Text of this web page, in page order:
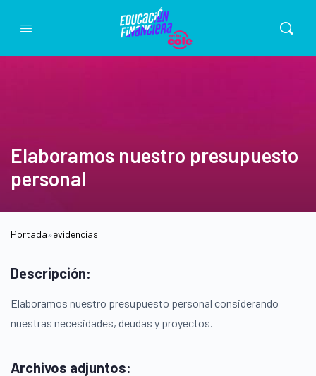
Elaboramos nuestro presupuesto
personal
Portada»evidencias
Descripción:
Elaboramos nuestro presupuesto personal considerando
nuestras necesidades, deudas y proyectos.
Archivos adjuntos: